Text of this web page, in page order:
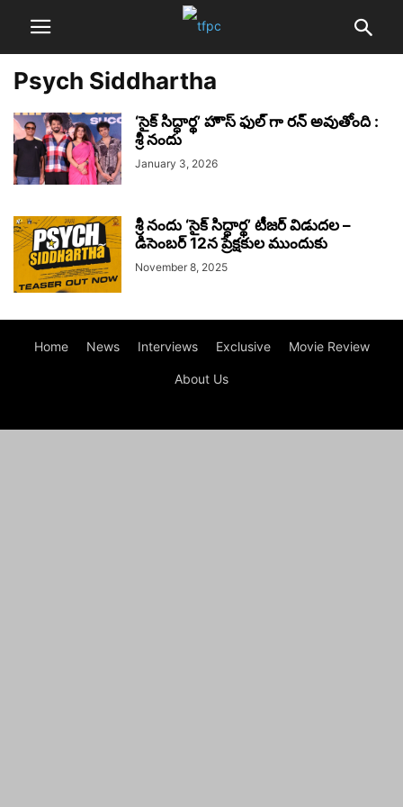
Psych Siddhartha
‘సైక్ సిద్ధార్థ’ హౌస్ ఫుల్ గా రన్ అవుతోంది :
శ్రీ నందు
January 3, 2026
శ్రీ నందు ‘సైక్ సిద్ధార్థ’ టీజర్ విడుదల –
డిసెంబర్ 12న ప్రేక్షకుల ముందుకు
November 8, 2025
Home News Interviews Exclusive Movie Review
About Us